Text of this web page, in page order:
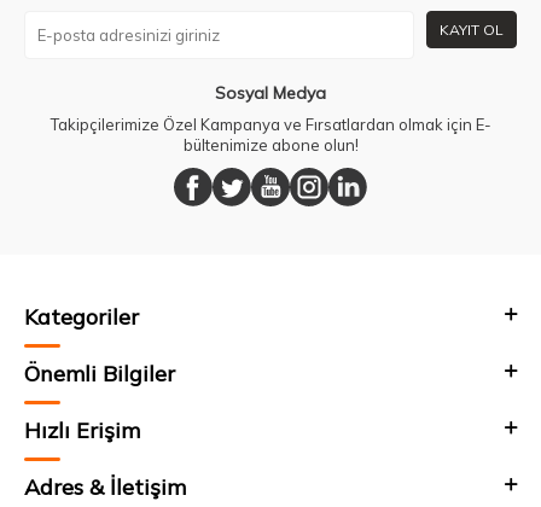
KAYIT OL
Sosyal Medya
Takipçilerimize Özel Kampanya ve Fırsatlardan olmak için E-
bültenimize abone olun!
Kategoriler
Önemli Bilgiler
Hızlı Erişim
Adres & İletişim